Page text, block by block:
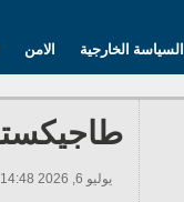
الامن السياسة الخارجية
يوليو 6, 2026 14:48, 370 مشاهدات